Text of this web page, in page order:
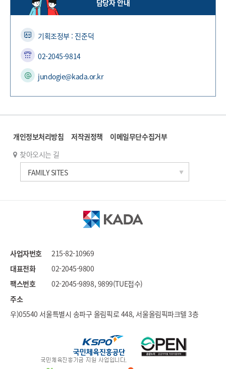
담당자 안내
기획조정부 : 진준덕
02-2045-9814
jundogie@kada.or.kr
개인정보처리방침 저작권정책
이메일무단수집거부
찾아오시는 길
FAMILY SITES
한국과학기술연구원
대한장애인체육회
스포츠윤리센터
국민권익위원회
사업자번호
215-82-10969
대표전화
02-2045-9800
팩스번호
02-2045-9898, 9899(TUE접수)
주소
우)05540 서울특별시 송파구 올림픽로 448, 서울올림픽파크텔 3층